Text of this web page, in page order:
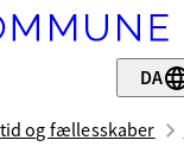
DA
og fællesskaber